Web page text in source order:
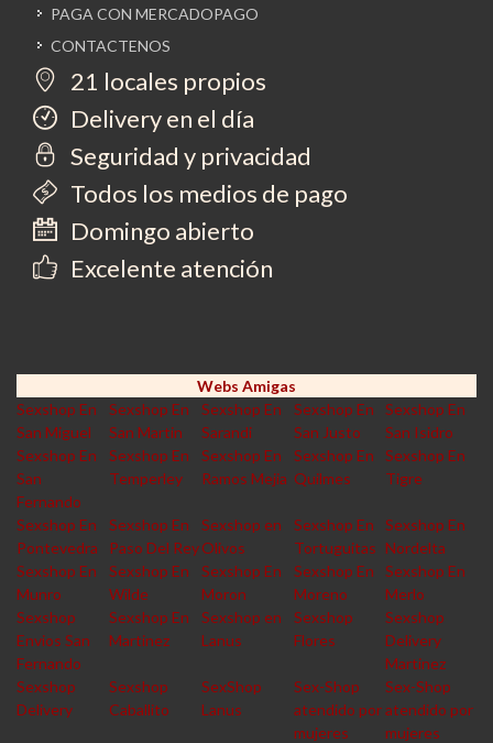
PAGA CON MERCADOPAGO
CONTACTENOS
21 locales propios
Delivery en el día
Seguridad y privacidad
Todos los medios de pago
Domingo abierto
Excelente atención
Webs Amigas
Sexshop En
San Miguel
Sexshop En
San Martin
Sexshop En
Sarandi
Sexshop En
San Justo
Sexshop En
San Isidro
Sexshop En
San
Fernando
Sexshop En
Temperley
Sexshop En
Ramos Mejia
Sexshop En
Quilmes
Sexshop En
Tigre
Sexshop En
Pontevedra
Sexshop En
Paso Del Rey
Sexshop en
Olivos
Sexshop En
Tortuguitas
Sexshop En
Nordelta
Sexshop En
Munro
Sexshop En
Wilde
Sexshop En
Moron
Sexshop En
Moreno
Sexshop En
Merlo
Sexshop
Envios San
Fernando
Sexshop En
Martinez
Sexshop en
Lanus
Sexshop
Flores
Sexshop
Delivery
Martinez
Sexshop
Delivery
Sexshop
Caballito
SexShop
Lanus
Sex-Shop
atendido por
mujeres
Sex-Shop
atendido por
mujeres